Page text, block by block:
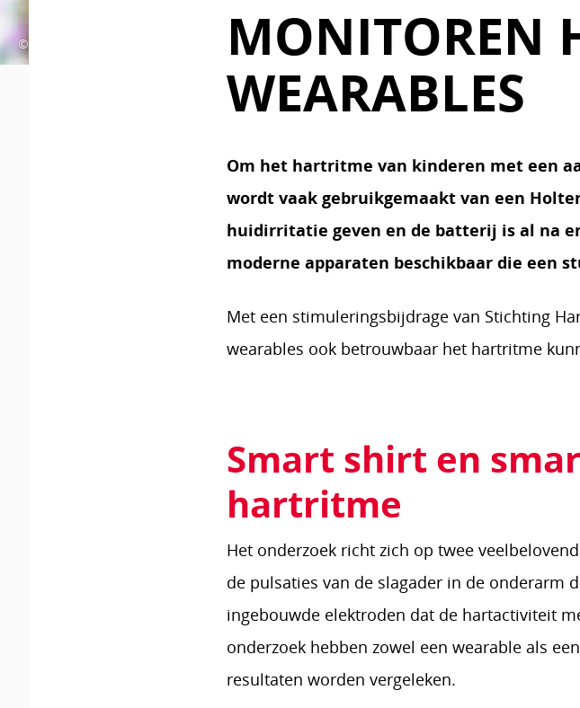
© © Sandra Stokmans Fotografie
MONITOREN
WEARABLES
Om het hartritme van kinderen met een
wordt vaak gebruikgemaakt van een Holter
huidirritatie geven en de batterij is al na
moderne apparaten beschikbaar die een
Met een stimuleringsbijdrage van Stichting
wearables ook betrouwbaar het hartritme
In het jeugdjournaal vertelt
werk als onderzoeker in het
Smart shirt en
hartritme
Het onderzoek richt zich op twee
de pulsaties van de slagader in de onderarm
ingebouwde elektroden dat de hartactiviteit
onderzoek hebben zowel een wearable als
resultaten worden vergeleken.